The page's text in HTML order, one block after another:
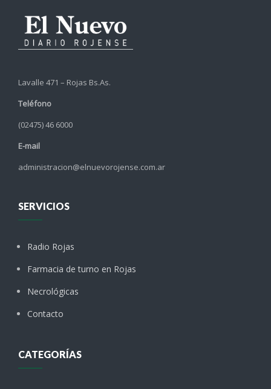
Lavalle 471 – Rojas Bs.As.
Teléfono
(02475) 46 6000
E-mail
administracion@elnuevorojense.com.ar
SERVICIOS
Radio Rojas
Farmacia de turno en Rojas
Necrológicas
Contacto
CATEGORÍAS